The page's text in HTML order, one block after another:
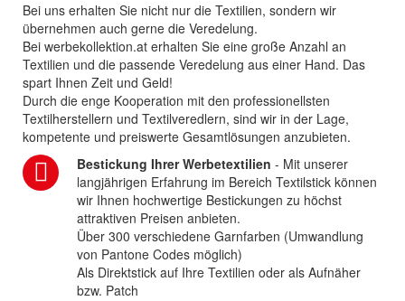
Bei uns erhalten Sie nicht nur die Textilien, sondern wir
übernehmen auch gerne die Veredelung.
Bei werbekollektion.at erhalten Sie eine große Anzahl an
Textilien und die passende Veredelung aus einer Hand. Das
spart Ihnen Zeit und Geld!
Durch die enge Kooperation mit den professionellsten
Textilherstellern und Textilveredlern, sind wir in der Lage,
kompetente und preiswerte Gesamtlösungen anzubieten.
Bestickung Ihrer Werbetextilien - Mit unserer
langjährigen Erfahrung im Bereich Textilstick können
wir Ihnen hochwertige Bestickungen zu höchst
attraktiven Preisen anbieten.
Über 300 verschiedene Garnfarben (Umwandlung
von Pantone Codes möglich)
Als Direktstick auf Ihre Textilien oder als Aufnäher
bzw. Patch